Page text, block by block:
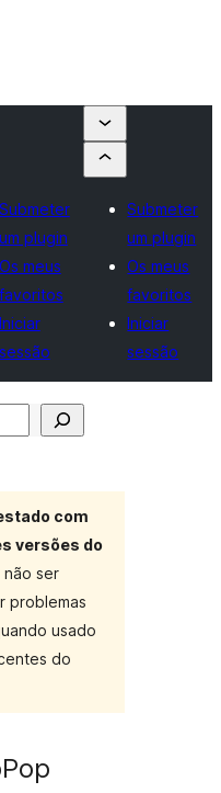
Submeter
um plugin
Os meus
favoritos
Iniciar
sessão
Submeter
um plugin
Os meus
favoritos
Iniciar
sessão
com
versões do
não ser
problemas
usado
do